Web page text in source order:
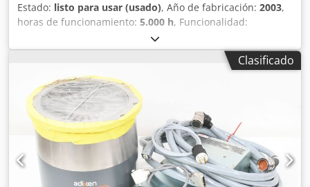
Estado: listo para usar (usado), Año de fabricación: 2003,
horas de funcionamiento: 5.000 h, Funcionalidad:
, número de cajones:
vidrio con carga Lisec tipo ATH Estanterías de
almacenamiento: 30 posiciones Estanterías de
almacenamiento desplazables manualmente
Dkjdpfoyxnfrox Apbjr
Clasificado